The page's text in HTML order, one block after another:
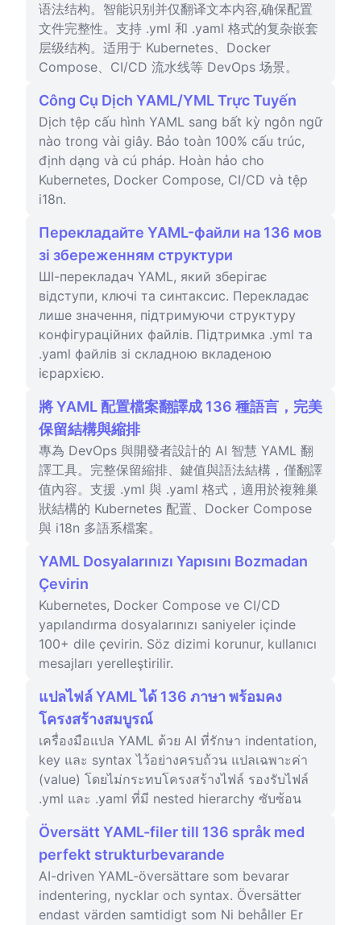
语法结构。智能识别并仅翻译文本内容,确保配置
文件完整性。支持 .yml 和 .yaml 格式的复杂嵌套
层级结构。适用于 Kubernetes、Docker
Compose、CI/CD 流水线等 DevOps 场景。
Công Cụ Dịch YAML/YML Trực Tuyến
Dịch tệp cấu hình YAML sang bất kỳ ngôn ngữ
nào trong vài giây. Bảo toàn 100% cấu trúc,
định dạng và cú pháp. Hoàn hảo cho
Kubernetes, Docker Compose, CI/CD và tệp
i18n.
Перекладайте YAML-файли на 136 мов
зі збереженням структури
ШІ-перекладач YAML, який зберігає
відступи, ключі та синтаксис. Перекладає
лише значення, підтримуючи структуру
конфігураційних файлів. Підтримка .yml та
.yaml файлів зі складною вкладеною
ієрархією.
將 YAML 配置檔案翻譯成 136 種語言，完美
保留結構與縮排
專為 DevOps 與開發者設計的 AI 智慧 YAML 翻
譯工具。完整保留縮排、鍵值與語法結構，僅翻譯
值內容。支援 .yml 與 .yaml 格式，適用於複雜巢
狀結構的 Kubernetes 配置、Docker Compose
與 i18n 多語系檔案。
YAML Dosyalarınızı Yapısını Bozmadan
Çevirin
Kubernetes, Docker Compose ve CI/CD
yapılandırma dosyalarınızı saniyeler içinde
100+ dile çevirin. Söz dizimi korunur, kullanıcı
mesajları yerelleştirilir.
แปลไฟล์ YAML ได้ 136 ภาษา พร้อมคง
โครงสร้างสมบูรณ์
เครื่องมือแปล YAML ด้วย AI ที่รักษา indentation,
key และ syntax ไว้อย่างครบถ้วน แปลเฉพาะค่า
(value) โดยไม่กระทบโครงสร้างไฟล์ รองรับไฟล์
.yml และ .yaml ที่มี nested hierarchy ซับซ้อน
Översätt YAML-filer till 136 språk med
perfekt strukturbevarande
AI-driven YAML-översättare som bevarar
indentering, nycklar och syntax. Översätter
endast värden samtidigt som Ni behåller Er